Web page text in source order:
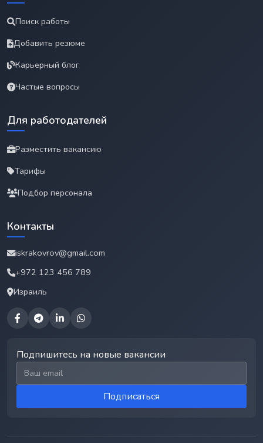
Поиск работы
Добавить резюме
Карьерный блог
Частые вопросы
Для работодателей
Разместить вакансию
Тарифы
Подбор персонала
Контакты
iskrakovrov@gmail.com
+972 123 456 789
Израиль
Подпишитесь на новые вакансии
Email для подписки
Подписаться